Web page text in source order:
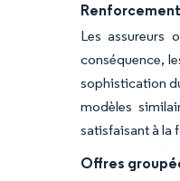
Les assureurs
conséquence,
sophistication
modèles
satisfaisant à la
Offres